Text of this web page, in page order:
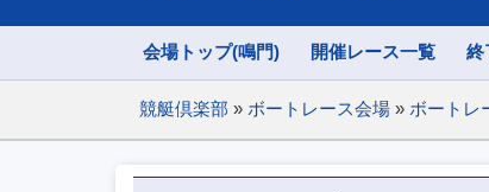
会場トップ(鳴門) 開催レース一覧 終
競艇倶楽部 » ボートレース会場 » ボートレ